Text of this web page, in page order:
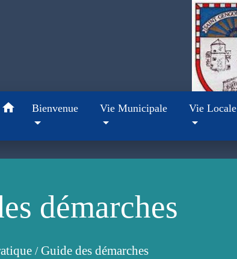
home Bienvenue Vie Municipale Vie Locale
démarches
/Guide des démarches